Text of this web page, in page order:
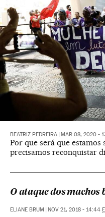
BEATRIZ PEDREIRA MAR 08, 2020 -
Por que será que estamos
precisamos reconquistar
O ataque dos machos
ELIANE BRUM NOV 21, 2018 - 14:44